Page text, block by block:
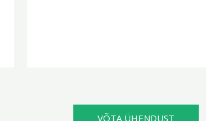
VÕTA ÜHENDUST